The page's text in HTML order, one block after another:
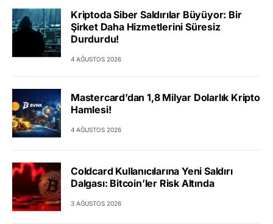
Kriptoda Siber Saldırılar Büyüyor: Bir
Şirket Daha Hizmetlerini Süresiz
Durdurdu!
4 AĞUSTOS 2026
Mastercard’dan 1,8 Milyar Dolarlık Kripto
Hamlesi!
4 AĞUSTOS 2026
Coldcard Kullanıcılarına Yeni Saldırı
Dalgası: Bitcoin’ler Risk Altında
3 AĞUSTOS 2026